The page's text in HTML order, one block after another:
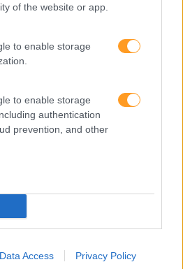
of the website or app.
to enable storage
to enable storage
authentication
prevention, and other
Data Access Privacy Policy
base em
os dados
tira-nos
em IA para
mão na massa”
Formação, fala